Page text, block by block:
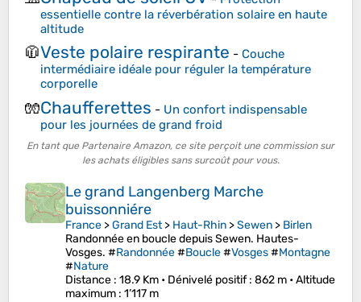
essentielle contre la réverbération solaire en haute
altitude
🧥Veste polaire respirante - Couche
intermédiaire idéale pour réguler la température
corporelle
🧤Chaufferettes - Un confort indispensable
pour les journées de grand froid
En tant que Partenaire Amazon, ce site perçoit une commission sur
les achats éligibles sans surcoût pour vous.
Le grand Langenberg Marche
buissonniére
France >Grand Est> Haut-Rhin >Sewen > Birlen
Randonnée en boucle depuis Sewen. Hautes-
Vosges. #Randonnée#Boucle#Vosges#Montagne
#Nature
Distance : 18.9 Km • Dénivelé positif: 862 m •Altitude
maximum : 1’117 m